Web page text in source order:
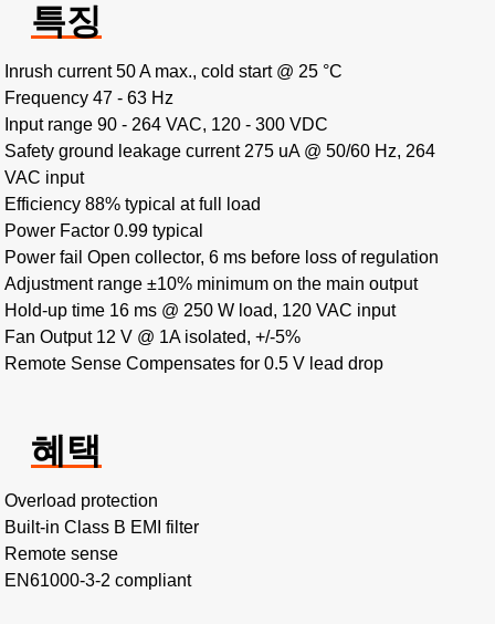
특징
Inrush current 50 A max., cold start @ 25 °C
Frequency 47 - 63 Hz
Input range 90 - 264 VAC, 120 - 300 VDC
Safety ground leakage current 275 uA @ 50/60 Hz, 264
VAC input
Efficiency 88% typical at full load
Power Factor 0.99 typical
Power fail Open collector, 6 ms before loss of regulation
Adjustment range ±10% minimum on the main output
Hold-up time 16 ms @ 250 W load, 120 VAC input
Fan Output 12 V @ 1A isolated, +/-5%
Remote Sense Compensates for 0.5 V lead drop
혜택
Overload protection
Built-in Class B EMI filter
Remote sense
EN61000-3-2 compliant